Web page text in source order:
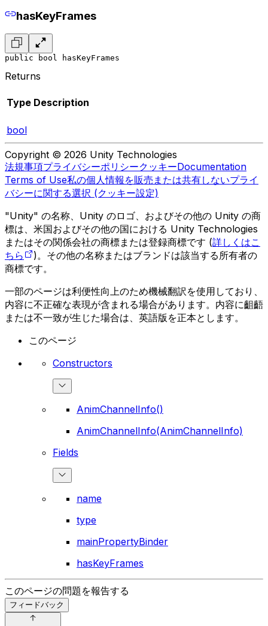
hasKeyFrames
public bool hasKeyFrames
Returns
Type Description
bool
Copyright © 2026 Unity Technologies
法規事項プライバシーポリシークッキーDocumentation
Terms of Use私の個人情報を販売または共有しないプライ
バシーに関する選択 (クッキー設定)
"Unity" の名称、Unity のロゴ、およびその他の Unity の商
標は、米国およびその他の国における Unity Technologies
またはその関係会社の商標または登録商標です (詳しくはこ
ちら
)。その他の名称またはブランドは該当する所有者の
商標です。
一部のページは利便性向上のため機械翻訳を使用しており、
内容に不正確な表現が含まれる場合があります。内容に齟齬
または不一致が生じた場合は、英語版を正本とします。
このページ
Constructors
AnimChannelInfo()
AnimChannelInfo(AnimChannelInfo)
Fields
name
type
mainPropertyBinder
hasKeyFrames
このページの問題を報告する
フィードバック